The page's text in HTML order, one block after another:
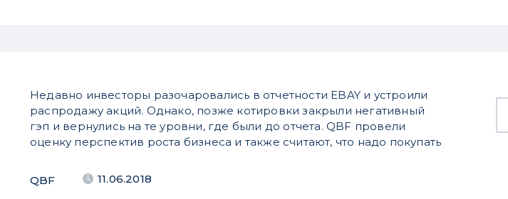
Недавно инвесторы разочаровались в отчетности EBAY и устроили
распродажу акций. Однако, позже котировки закрыли негативный
гэп и вернулись на те уровни, где были до отчета. QBF провели
оценку перспектив роста бизнеса и также считают, что надо покупать
QBF 11.06.2018